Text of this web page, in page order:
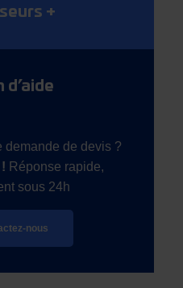
+
d’aide
demande de devis ?
Réponse rapide,
sous 24h
nous